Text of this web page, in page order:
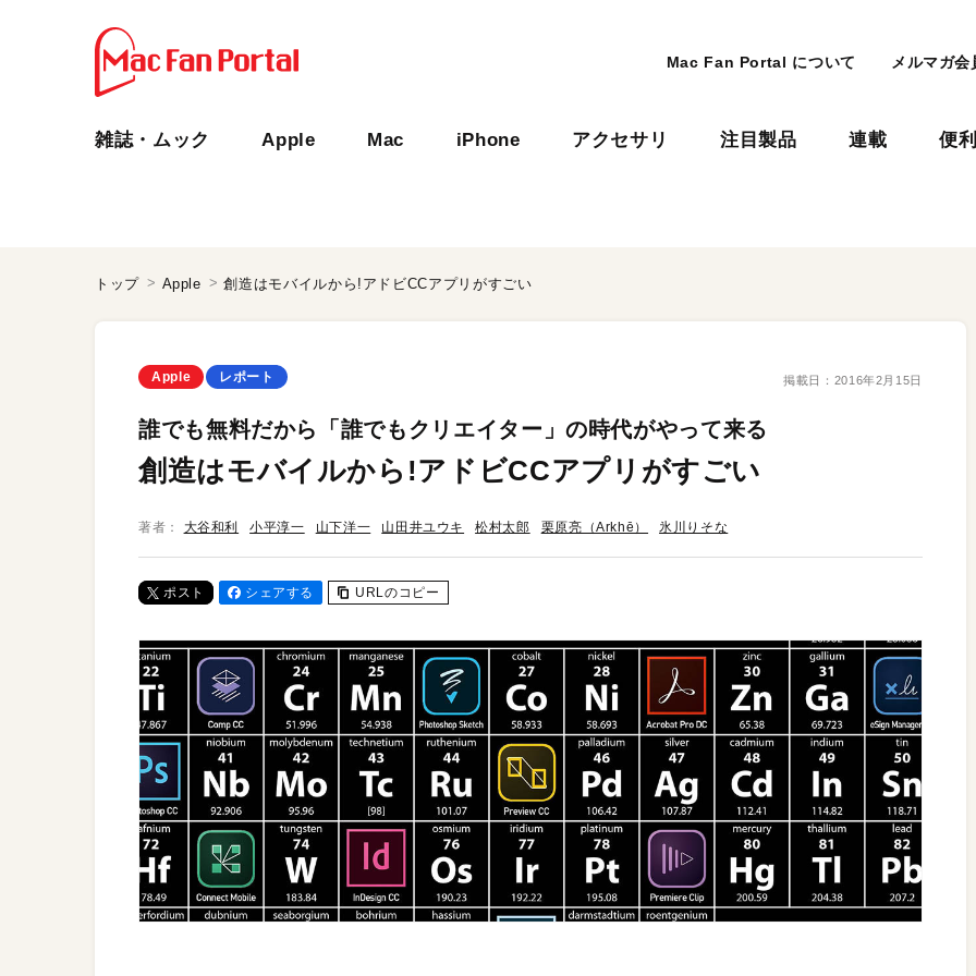
Mac Fan Portal について メルマガ会
雑誌・ムック Apple Mac iPhone アクセサリ 注目製品 連載 便
トップ Apple 創造はモバイルから!アドビCCアプリがすごい
Apple レポート 掲載日： 2016年2月15日
誰でも無料だから「誰でもクリエイター」の時代がやって来る
創造はモバイルから!アドビCCアプリがすごい
著者： 大谷和利 小平淳一 山下洋一 山田井ユウキ 松村太郎 栗原亮（Arkhē） 氷川りそな
ポスト シェアする URLのコピー